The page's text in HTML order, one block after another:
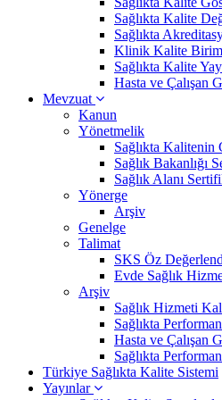
Sağlıkta Kalite
Sağlıkta
Klinik Kalite
Sağlıkta Kalite
Hasta ve Çalışan
Mevzuat
Kanun
Yönetmelik
Sağlıkta Kalitenin
Sağlık Bakanlığı
Sağlık Alanı
Yönerge
Arşiv
Genelge
Talimat
SKS Öz
Evde Sağlık
Arşiv
Sağlık Hizmeti
Sağlıkta
Hasta ve Çalışan
Sağlıkta
Türkiye Sağlıkta Kalite Sistemi
Yayınlar